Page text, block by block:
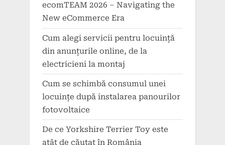
ecomTEAM 2026 – Navigating the
New eCommerce Era
Cum alegi servicii pentru locuință
din anunțurile online, de la
electricieni la montaj
Cum se schimbă consumul unei
locuințe după instalarea panourilor
fotovoltaice
De ce Yorkshire Terrier Toy este
atât de căutat în România